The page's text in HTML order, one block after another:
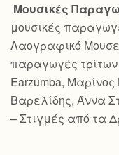
Μουσικές
μουσικές
Λαογραφικό
παραγωγές τρίτων
Earzumba,
Βαρελίδης, Άννα
– Στιγμές από τα